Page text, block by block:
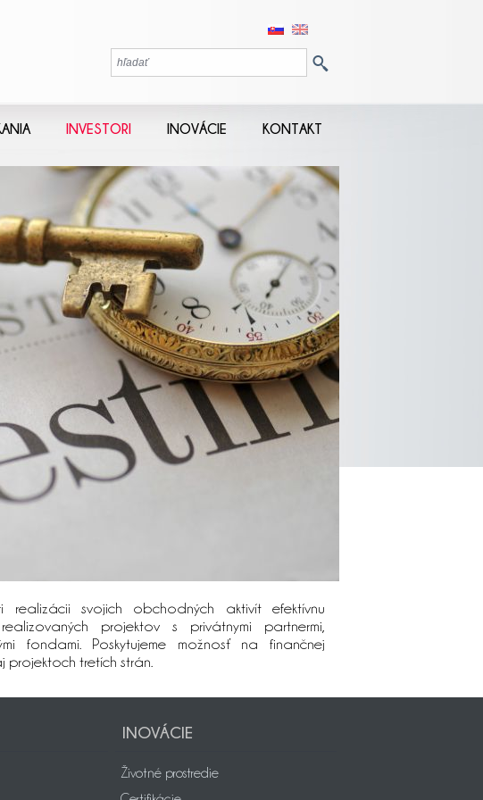
INVESTORI INOVÁCIE KONTAKT
svojich obchodných aktivít efektívnu
projektov s privátnymi partnermi,
fondami. Poskytujeme možnosť na finančnej
tretích strán.
INOVÁCIE
Životné prostredie